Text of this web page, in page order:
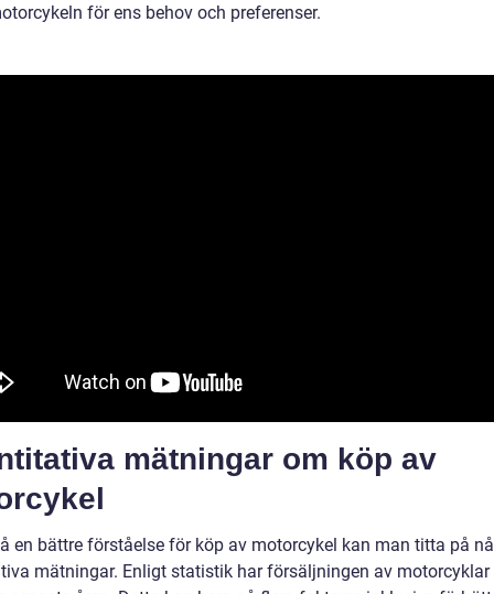
för ens behov och preferenser.
mätningar om köp av
en bättre förståelse för köp av motorcykel kan man titta på
mätningar. Enligt statistik har försäljningen av motorcyklar